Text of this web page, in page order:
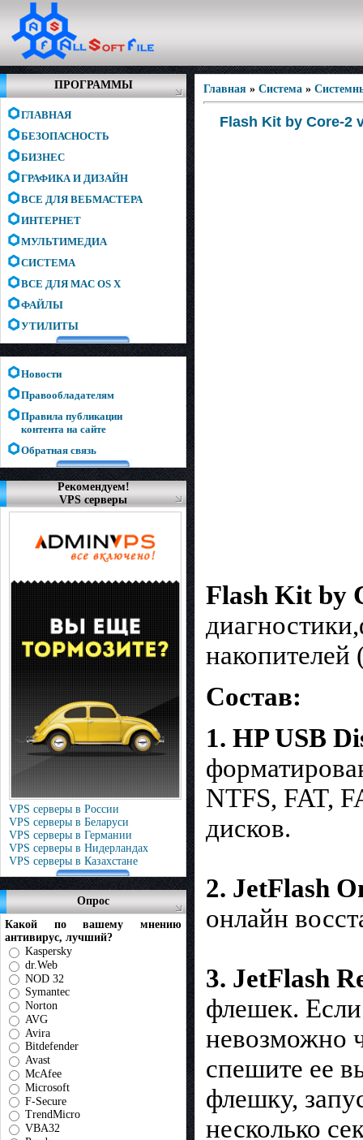
ПРОГРАММЫ
ГЛАВНАЯ
БЕЗОПАСНОСТЬ
БИЗНЕС
ГРАФИКА И ДИЗАЙН
ВСЕ ДЛЯ ВЕБМАСТЕРА
ИНТЕРНЕТ
МУЛЬТИМЕДИА
СИСТЕМА
ВСЕ ДЛЯ MAC OS X
ФАЙЛЫ
УТИЛИТЫ
Новости
Правообладателям
Правила публикации
контента на сайте
Обратная связь
Рекомендуем!
VPS серверы
VPS серверы в России
VPS серверы в Беларуси
VPS серверы в Германии
VPS серверы в Нидерландах
VPS серверы в Казахстане
Опрос
Какой по вашему мнению
антивирус, лучший?
Kaspersky
dr.Web
NOD 32
Symantec
Norton
AVG
Avira
Bitdefender
Avast
McAfee
Microsoft
F-Secure
TrendMicro
VBA32
Главная » Система »
Flash Kit by Core-2
Flash Kit by
Состав:
1. HP USB
NTFS, FAT,
дисков.
2. JetFlash
онлайн
3. JetFlash
флешек.
невозможно
спешите ее
флешку,
несколько